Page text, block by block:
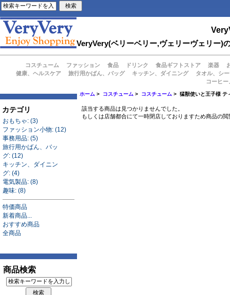
VeryVery(ベリーベリー,ヴェリーヴェリー)
コスチューム ファッション 食品 ドリンク 食品ギフトストア 楽器
健康、ヘルスケア
旅行用かばん、バッグ キッチン、ダイニング
タオル、シ
コーヒ
カテゴリ
おもちゃ: (3)
ファッション小物: (12)
事務用品: (5)
旅行用かばん、バッ
グ: (12)
キッチン、ダイニン
グ: (4)
電気製品: (8)
趣味: (8)
特価商品
新着商品...
おすすめ商品
全商品
商品検索
ホーム > コスチューム > コスチューム > 猛獣使いと王子様 テ
該当する商品は見つかりませんでした。
もしくは店舗都合にて一時閉店しておりますため商品の